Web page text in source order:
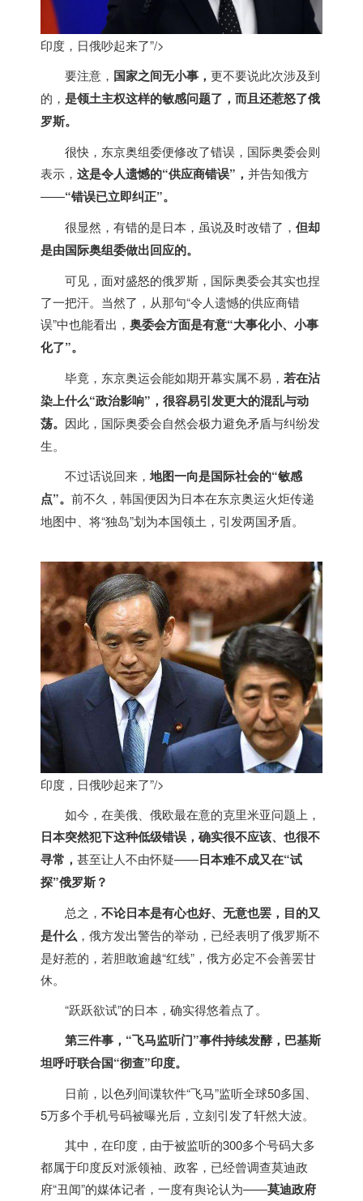
印度，日俄吵起来了”/>
要注意， 国家之间无小事， 更不要说此次涉及到
的， 是领土主权这样的敏感问题了，而且还惹怒了俄
罗斯。
很快，东京奥组委便修改了错误，国际奥委会则
表示， 这是令人遗憾的“供应商错误”， 并告知俄方
——“错误已立即纠正”。
很显然，有错的是日本，虽说及时改错了， 但却
是由国际奥组委做出回应的。
可见，面对盛怒的俄罗斯，国际奥委会其实也捏
了一把汗。当然了，从那句“令人遗憾的供应商错
误”中也能看出， 奥委会方面是有意“大事化小、小事
化了”。
毕竟，东京奥运会能如期开幕实属不易， 若在沾
染上什么“政治影响”，很容易引发更大的混乱与动
荡。 因此，国际奥委会自然会极力避免矛盾与纠纷发
生。
不过话说回来， 地图一向是国际社会的“敏感
点”。 前不久，韩国便因为日本在东京奥运火炬传递
地图中、将“独岛”划为本国领土，引发两国矛盾。
印度，日俄吵起来了”/>
如今，在美俄、俄欧最在意的克里米亚问题上，
日本突然犯下这种低级错误，确实很不应该、也很不
寻常， 甚至让人不由怀疑——日本难不成又在“试
探”俄罗斯？
总之， 不论日本是有心也好、无意也罢，目的又
是什么 ，俄方发出警告的举动，已经表明了俄罗斯不
是好惹的，若胆敢逾越“红线”，俄方必定不会善罢甘
休。
“跃跃欲试”的日本，确实得悠着点了。
第三件事，“飞马监听门”事件持续发酵，巴基斯
坦呼吁联合国“彻查”印度。
日前，以色列间谍软件“飞马”监听全球50多国、
5万多个手机号码被曝光后，立刻引发了轩然大波。
其中，在印度 ，由于被监听的300多个号码大多
都属于印度反对派领袖、政客，已经曾调查莫迪政
府“丑闻”的媒体记者，一度有舆论认为——莫迪政府